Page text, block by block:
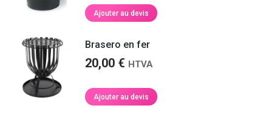
Ajouter au devis
Brasero en fer
20,00 € HTVA
Ajouter au devis